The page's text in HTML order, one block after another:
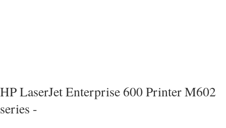
HP LaserJet Enterprise 600 Printer M602
series -